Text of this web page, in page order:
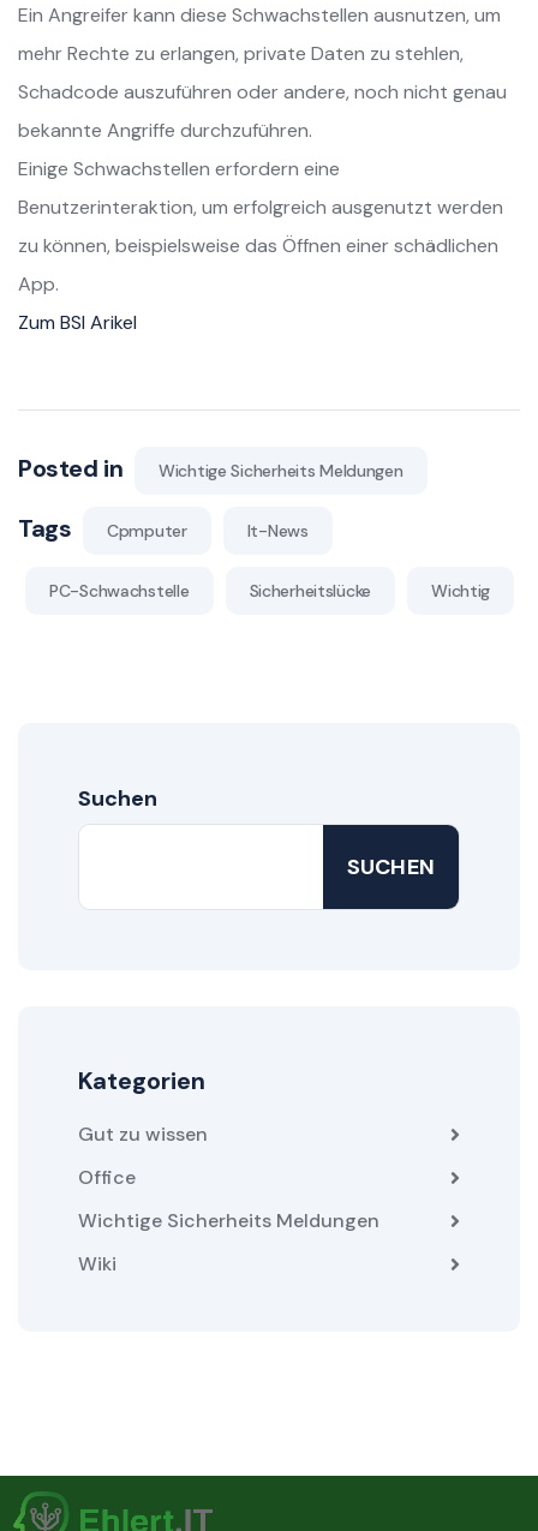
Ein Angreifer kann diese Schwachstellen ausnutzen, um
mehr Rechte zu erlangen, private Daten zu stehlen,
Schadcode auszuführen oder andere, noch nicht genau
bekannte Angriffe durchzuführen.
Einige Schwachstellen erfordern eine
Benutzerinteraktion, um erfolgreich ausgenutzt werden
zu können, beispielsweise das Öffnen einer schädlichen
App.
Zum BSI Arikel
Posted in Wichtige Sicherheits Meldungen
Tags Cpmputer It-News
PC-Schwachstelle Sicherheitslücke Wichtig
Suchen
SUCHEN
Kategorien
Gut zu wissen
Office
Wichtige Sicherheits Meldungen
Wiki